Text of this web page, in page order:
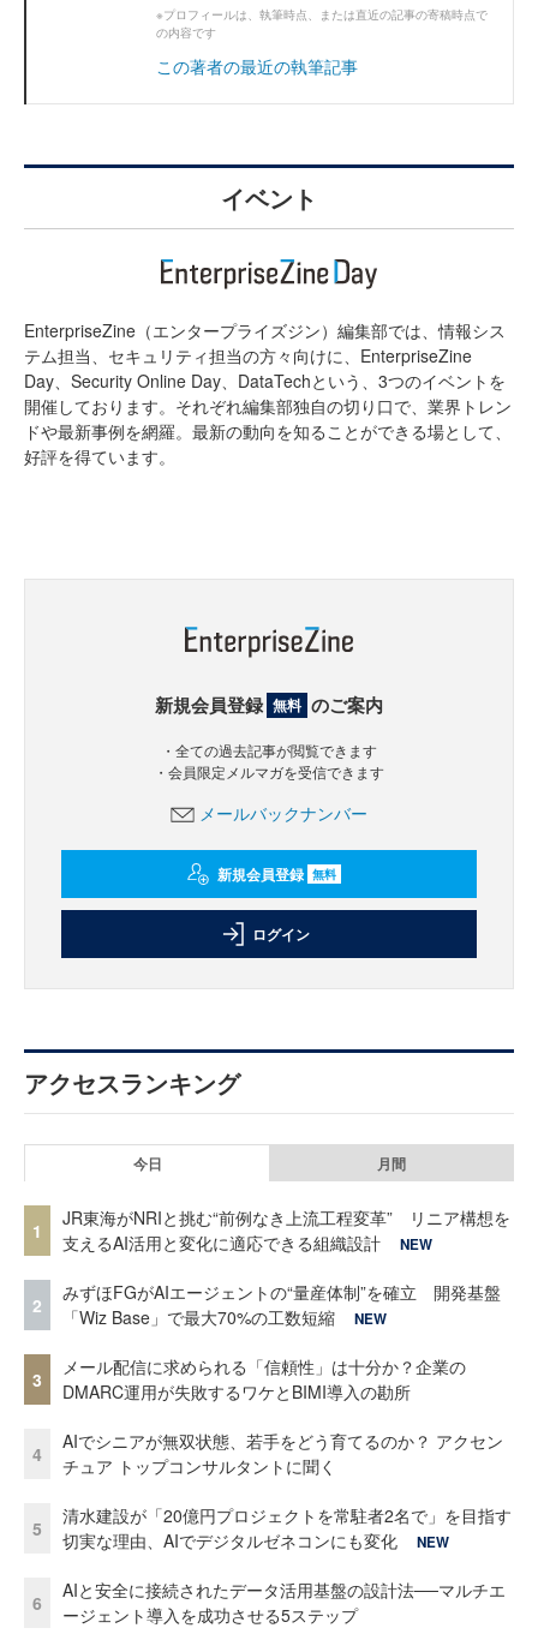
※プロフィールは、執筆時点、または直近の記事の寄稿時点で
の内容です
この著者の最近の執筆記事
イベント
EnterpriseZine（エンタープライズジン）編集部では、情報シス
テム担当、セキュリティ担当の方々向けに、EnterpriseZine
Day、Security Online Day、DataTechという、3つのイベントを
開催しております。それぞれ編集部独自の切り口で、業界トレン
ドや最新事例を網羅。最新の動向を知ることができる場として、
好評を得ています。
新規会員登録 無料 のご案内
・全ての過去記事が閲覧できます
・会員限定メルマガを受信できます
メールバックナンバー
新規会員登録 無料
ログイン
アクセスランキング
今日 月間
1
JR東海がNRIと挑む“前例なき上流工程変革” リニア構想を
支えるAI活用と変化に適応できる組織設計
NEW
2
みずほFGがAIエージェントの“量産体制”を確立 開発基盤
「Wiz Base」で最大70%の工数短縮
NEW
3
メール配信に求められる「信頼性」は十分か？企業の
DMARC運用が失敗するワケとBIMI導入の勘所
4
AIでシニアが無双状態、若手をどう育てるのか？ アクセン
チュア トップコンサルタントに聞く
5
清水建設が「20億円プロジェクトを常駐者2名で」を目指す
切実な理由、AIでデジタルゼネコンにも変化
NEW
6
AIと安全に接続されたデータ活用基盤の設計法──マルチエ
ージェント導入を成功させる5ステップ